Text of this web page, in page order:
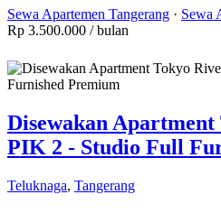
Sewa Apartemen Tangerang · Sewa
Rp 3.500.000 / bulan
Disewakan
PIK 2 - Studio Full
Teluknaga, Tangerang